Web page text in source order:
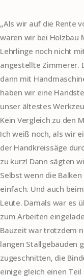
„Als wir auf die Rente
waren wir bei Holzbau
Lehrlinge noch nicht
angestellte Zimmerer.
dann mit
haben wir eine
unser ältestes
Kein Vergleich zu den
Ich weiß noch, als wir
der Handkreissäge
zu kurz! Dann sägten
Selbst wenn die
einfach. Und auch
Leute. Damals war es
zum Arbeiten
Bauzeit war trotzdem
langen Stallgebäuden
zugeschnitten, die
einige gleich einen